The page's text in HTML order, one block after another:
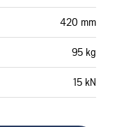
420 mm
95 kg
15 kN